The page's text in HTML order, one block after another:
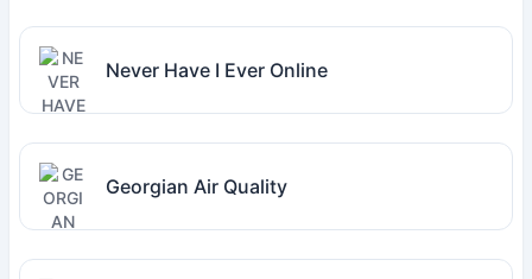
Never Have I Ever Online
Georgian Air Quality